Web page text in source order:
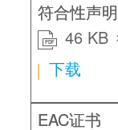
符合性声明
PDF
46 KB
下载
EAC证书